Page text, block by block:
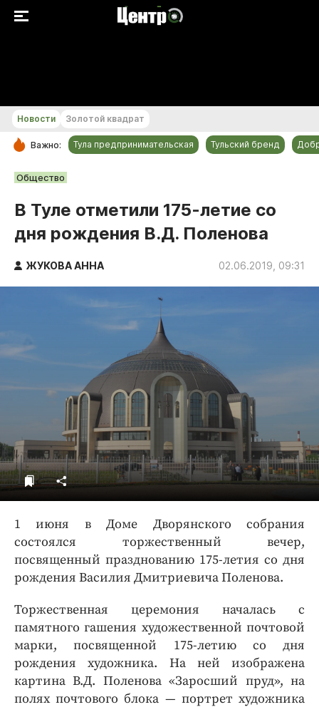
РУБРИКИ
Культура
Происшествия
Спорт
Тульский бренд
Тула предпринимательская
ДоброЦентр
Голодный шпион
Новости Золотой квадрат
Важно: Тула предпринимательская Тульский бренд
Общество
В Туле отметили 175-летие со
дня рождения В.Д. Поленова
ЖУКОВА АННА 02.06.2019, 09:31
1 июня в Доме Дворянского собрания
состоялся торжественный вечер,
посвященный празднованию 175-летия со дня
рождения Василия Дмитриевича Поленова.
Торжественная церемония началась с
памятного гашения художественной почтовой
марки, посвященной 175-летию со дня
рождения художника. На ней изображена
картина В.Д. Поленова «Заросший пруд», на
полях почтового блока — портрет художника